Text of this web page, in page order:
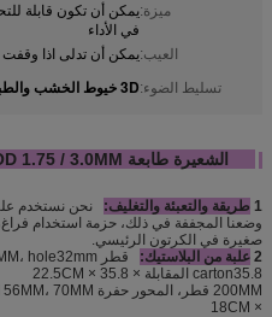
ميزة:يمكن أن تكون قابلة
في الأداء
العيب:يمكن أن تدلى اذا وقفت
تسليط الضوء:3D خيوط الخشب والطباعة، وخيوط خشبي
1 طريقة والتعبئة والتغليف:
صغيرة في الكرتون الرئيسي.
2 علبة من البلاستيك:
carton35.8 المقابلة × 35.8 × 22.5CM
200MM قطر، المحور حفرة 56MM، 70MM العام الارتفاع.
× 18CM